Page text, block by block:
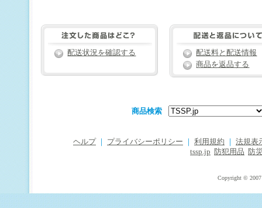
配送状況を確認する
配送料と配送情報
商品を返品する
商品検索
ヘルプ プライバシーポリシー 利用規約
法規表
tssp.jp
防犯用品 防
Copyright © 2007